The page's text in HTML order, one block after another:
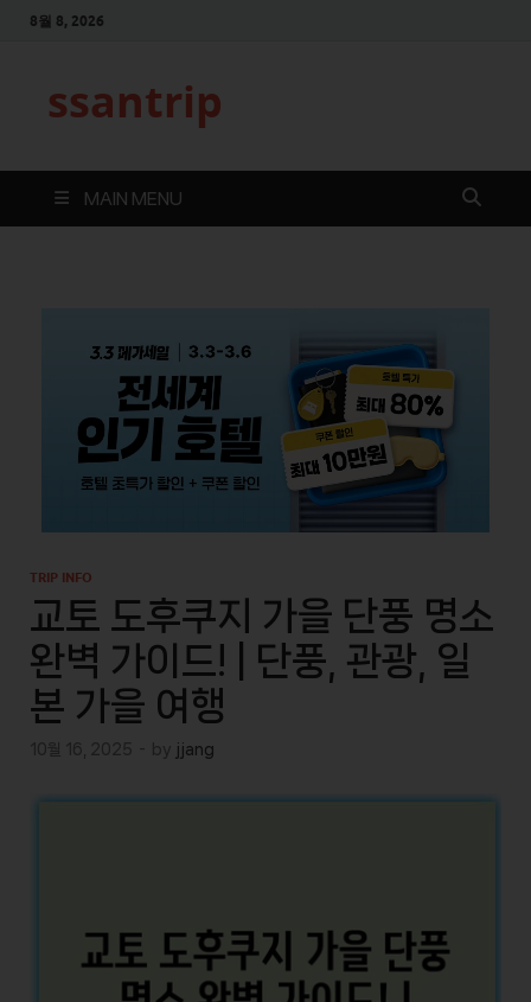
8월 8, 2026
ssantrip
MAIN MENU
TRIP INFO
교토 도후쿠지 가을 단풍 명소
완벽 가이드! | 단풍, 관광, 일
본 가을 여행
10월 16, 2025 - by jjang